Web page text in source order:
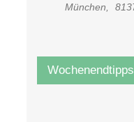
München
Wochenendtipps